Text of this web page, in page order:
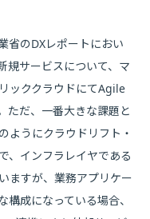
省のDXレポートにおい
規サービスについて、マ
ッククラウドにてAgile
ただ、一番大きな課題と
ようにクラウドリフト・
、インフラレイヤである
ますが、業務アプリケー
成になっている場合、